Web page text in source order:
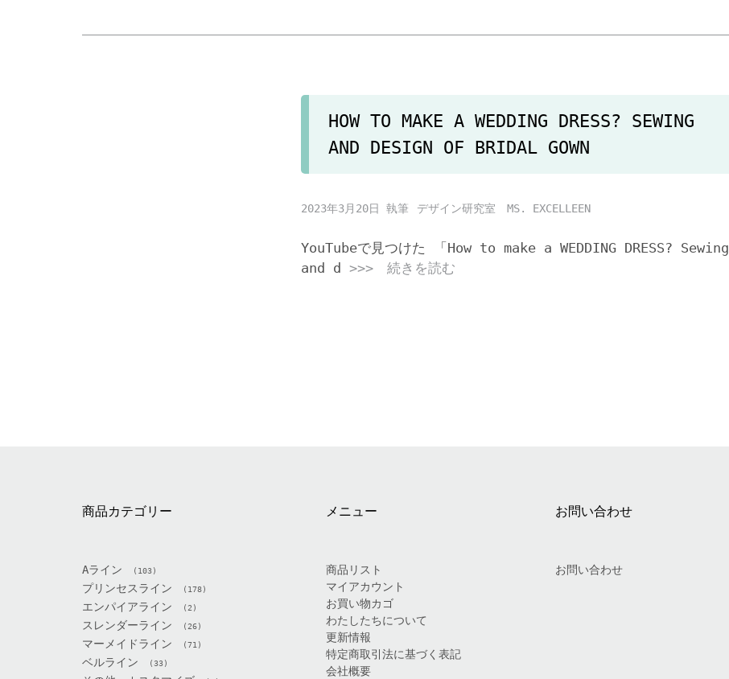
HOW TO MAKE A WEDDING DRESS? SEWING
AND DESIGN OF BRIDAL GOWN
2023年3月20日 デザイン研究室 MS. EXCELLEEN
YouTubeで見つけた 「How to make a WEDDING DRESS? Sewing
and d>>> 続きを読む
商品カテゴリー
Aライン (103)
プリンセスライン (178)
エンパイアライン (2)
スレンダーライン (26)
マーメイドライン (71)
ベルライン (33)
メニュー
商品リスト
マイアカウント
お買い物カゴ
わたしたちについて
更新情報
特定商取引法に基づく表記
会社概要
お問い合わせ
お問い合わせ